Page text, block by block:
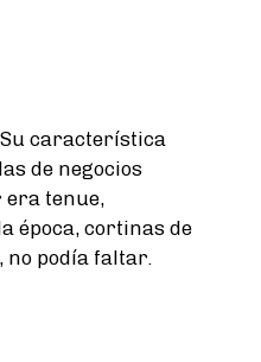
característica
de negocios
tenue,
época, cortinas de
no podía faltar.